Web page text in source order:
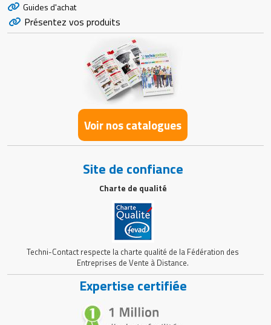
Guides d'achat
Présentez vos produits
Voir nos catalogues
Site de confiance
Charte de qualité
Techni-Contact respecte la charte qualité de la Fédération des
Entreprises de Vente à Distance.
Expertise certifiée